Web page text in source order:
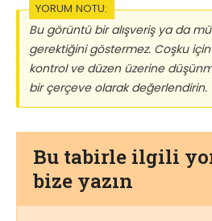
YORUM NOTU:
Bu görüntü bir alışveriş ya da
gerektiğini göstermez. Coşku için
kontrol ve düzen üzerine
bir çerçeve olarak değerlendirin.
Bu tabirle ilgili
bize yazın